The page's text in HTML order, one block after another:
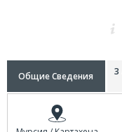
Общие Сведения 3